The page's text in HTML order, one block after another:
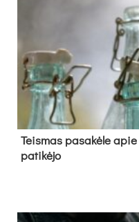
Teis­mas pa­sa­kė­le
pa­ti­kė­jo